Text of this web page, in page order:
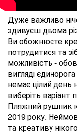
Дуже важливо
здивуєш двома
Ви обожнюєте
потрудитися та
можливість -
вигляді
немає цілий день
виберіть
Пляжний рушник
2019 року.
та креативу